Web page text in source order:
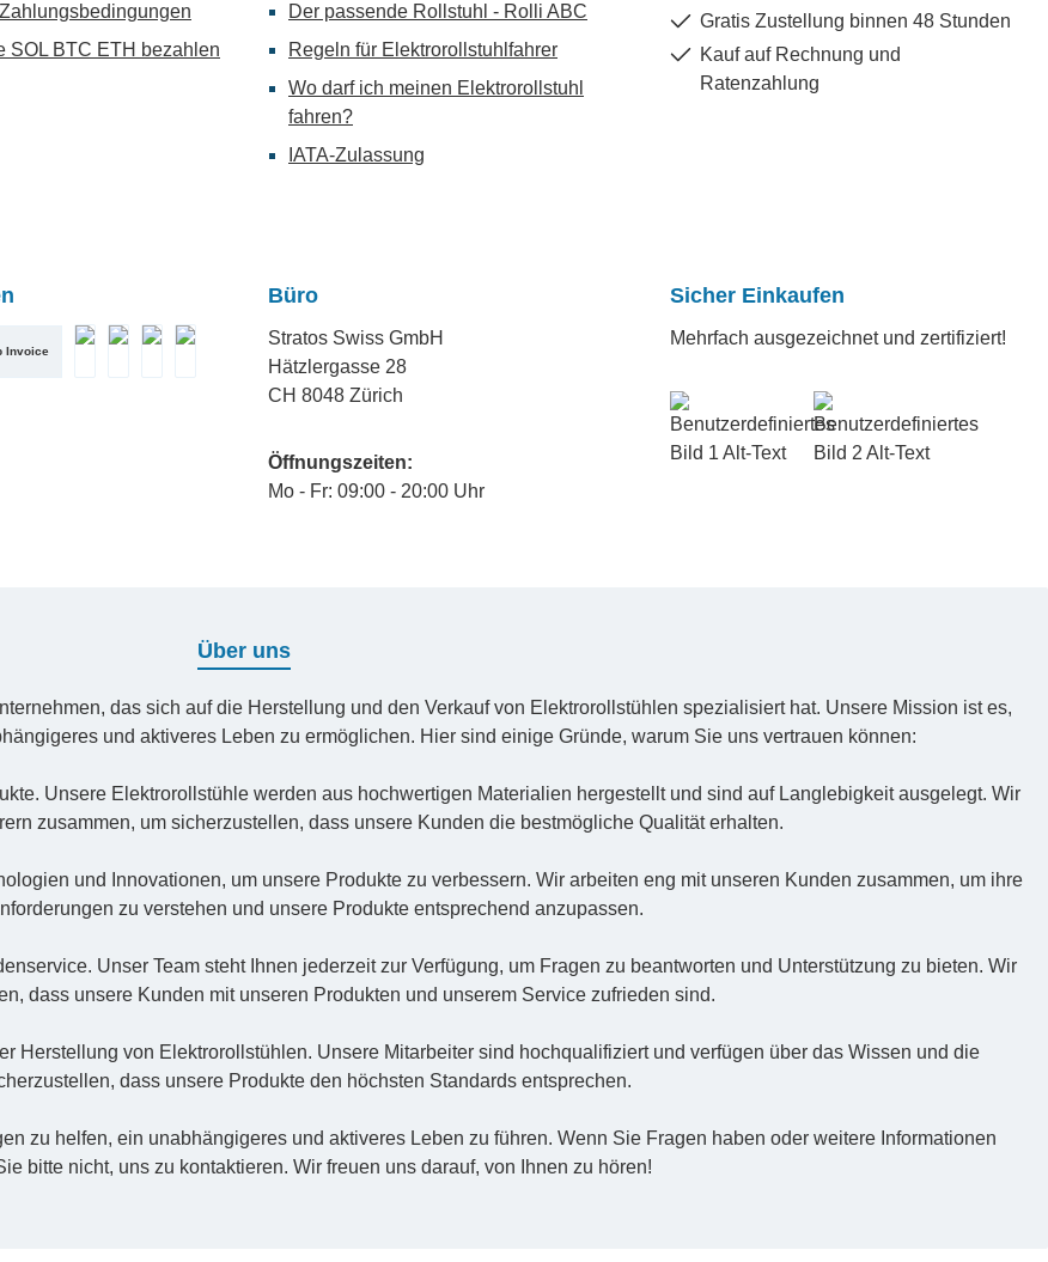
SOL BTC ETH bezahlen
Der passende Rollstuhl - Rolli ABC
Regeln für Elektrorollstuhlfahrer
Wo darf ich meinen Elektrorollstuhl
fahren?
IATA-Zulassung
Gratis Zustellung binnen 48 Stunden
Kauf auf Rechnung und
Ratenzahlung
Invoice
PostFinance Pay
Büro
Stratos Swiss GmbH
Hätzlergasse 28
CH 8048 Zürich
Öffnungszeiten:
Mo - Fr: 09:00 - 20:00 Uhr
Sicher Einkaufen
Mehrfach ausgezeichnet und zertifiziert!
Über uns
das sich auf die Herstellung und den Verkauf von Elektrorollstühlen spezialisiert hat. Unsere Mission ist es,
und aktiveres Leben zu ermöglichen. Hier sind einige Gründe, warum Sie uns vertrauen können:
Unsere Elektrorollstühle werden aus hochwertigen Materialien hergestellt und sind auf Langlebigkeit ausgelegt. Wir
zusammen, um sicherzustellen, dass unsere Kunden die bestmögliche Qualität erhalten.
und Innovationen, um unsere Produkte zu verbessern. Wir arbeiten eng mit unseren Kunden zusammen, um ihre
zu verstehen und unsere Produkte entsprechend anzupassen.
Unser Team steht Ihnen jederzeit zur Verfügung, um Fragen zu beantworten und Unterstützung zu bieten. Wir
dass unsere Kunden mit unseren Produkten und unserem Service zufrieden sind.
Herstellung von Elektrorollstühlen. Unsere Mitarbeiter sind hochqualifiziert und verfügen über das Wissen und die
dass unsere Produkte den höchsten Standards entsprechen.
zu helfen, ein unabhängigeres und aktiveres Leben zu führen. Wenn Sie Fragen haben oder weitere Informationen
bitte nicht, uns zu kontaktieren. Wir freuen uns darauf, von Ihnen zu hören!